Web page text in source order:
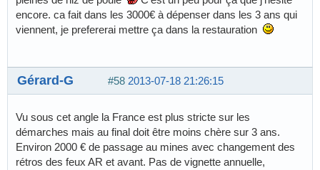
encore. ca fait dans les 3000€ à dépenser dans les 3 ans qui
viennent, je prefererai mettre ça dans la restauration
#58 2013-07-18 21:26:15
Gérard-G
Vu sous cet angle la France est plus stricte sur les
démarches mais au final doit être moins chère sur 3 ans.
Environ 2000 € de passage au mines avec changement des
rétros des feux AR et avant. Pas de vignette annuelle,